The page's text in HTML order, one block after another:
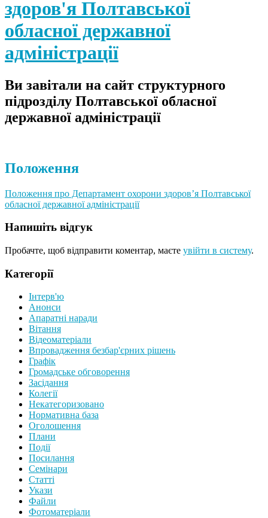
здоров'я Полтавської
обласної державної
адміністрації
Ви завітали на сайт структурного
підрозділу Полтавської обласної
державної адміністрації
Положення
Положення про Департамент охорони здоров’я Полтавської
обласної державної адміністрації
Напишіть відгук
Пробачте, щоб відправити коментар, маєте увійти в систему.
Категорії
Інтерв'ю
Анонси
Апаратні наради
Вiтання
Відеоматеріали
Впровадження безбар'єрних рішень
Графiк
Громадське обговорення
Засідання
Колегії
Некатегоризовано
Нормативна база
Оголошення
Плани
Події
Посилання
Семінари
Статтi
Укази
Файли
Фотоматеріали